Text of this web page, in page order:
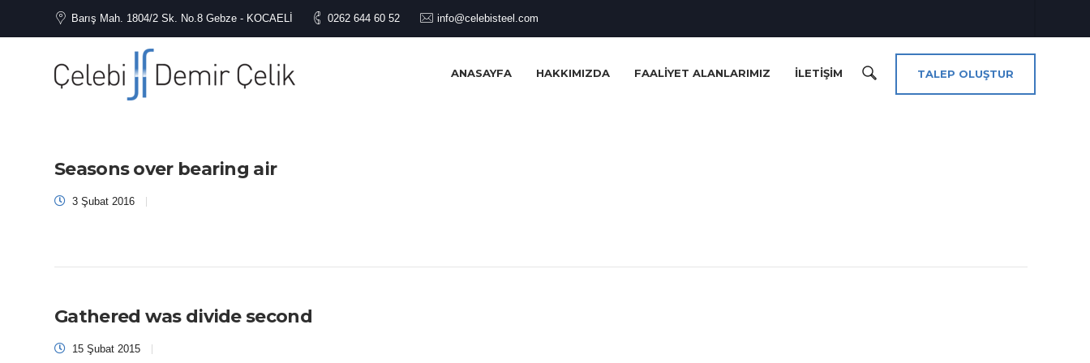
Barış Mah. 1804/2 Sk. No.8 Gebze - KOCAELİ 0262 644 60 52 info@celebisteel.com
ANASAYFA HAKKIMIZDA FAALIYET ALANLARIMIZ İLETIŞIM TALEP OLUŞTUR
Seasons over bearing air
3 Şubat 2016
Gathered was divide second
15 Şubat 2015